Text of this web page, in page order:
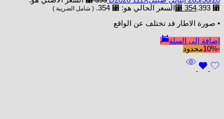
⃁ 393.
⃁ 354 السعر الحالي هو: ⃁ 354. ( شامل الضريبة )
• صورة الاطار قد تختلف عن الواقع
إضافة إلى السلة
-10%
محدود